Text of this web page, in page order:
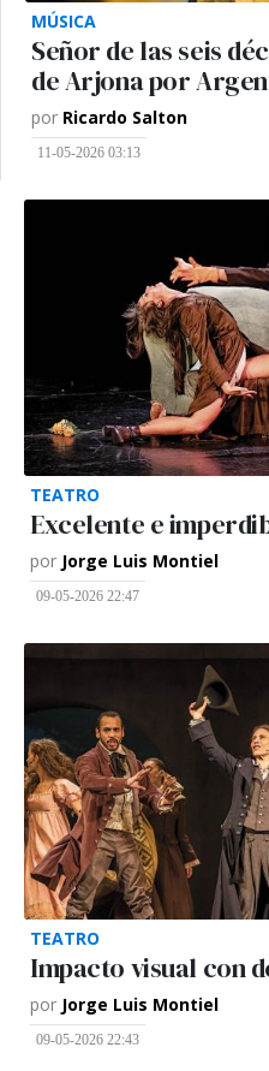
MÚSICA
Señor de las seis
de Arjona por
por Ricardo Salton
11-05-2026 03:13
TEATRO
Excelente e
por Jorge Luis Montiel
09-05-2026 22:47
TEATRO
Impacto visual con
por Jorge Luis Montiel
09-05-2026 22:43